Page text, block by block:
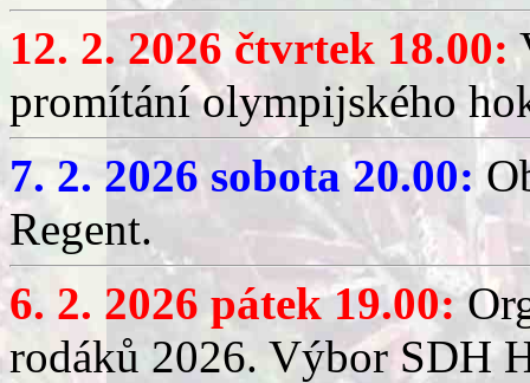
12. 2. 2026 čtvrtek 18.00:
promítání olympijského
7. 2. 2026 sobota 20.00:
Regent.
6. 2. 2026 pátek 19.00:
rodáků 2026. Výbor SDH